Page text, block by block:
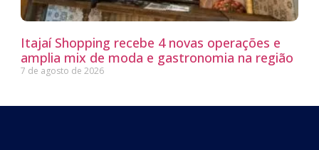
Itajaí Shopping recebe 4 novas operações e
amplia mix de moda e gastronomia na região
7 de agosto de 2026